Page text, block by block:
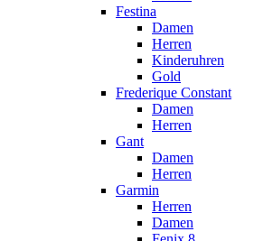
Festina
Damen
Herren
Kinderuhren
Gold
Frederique Constant
Damen
Herren
Gant
Damen
Herren
Garmin
Herren
Damen